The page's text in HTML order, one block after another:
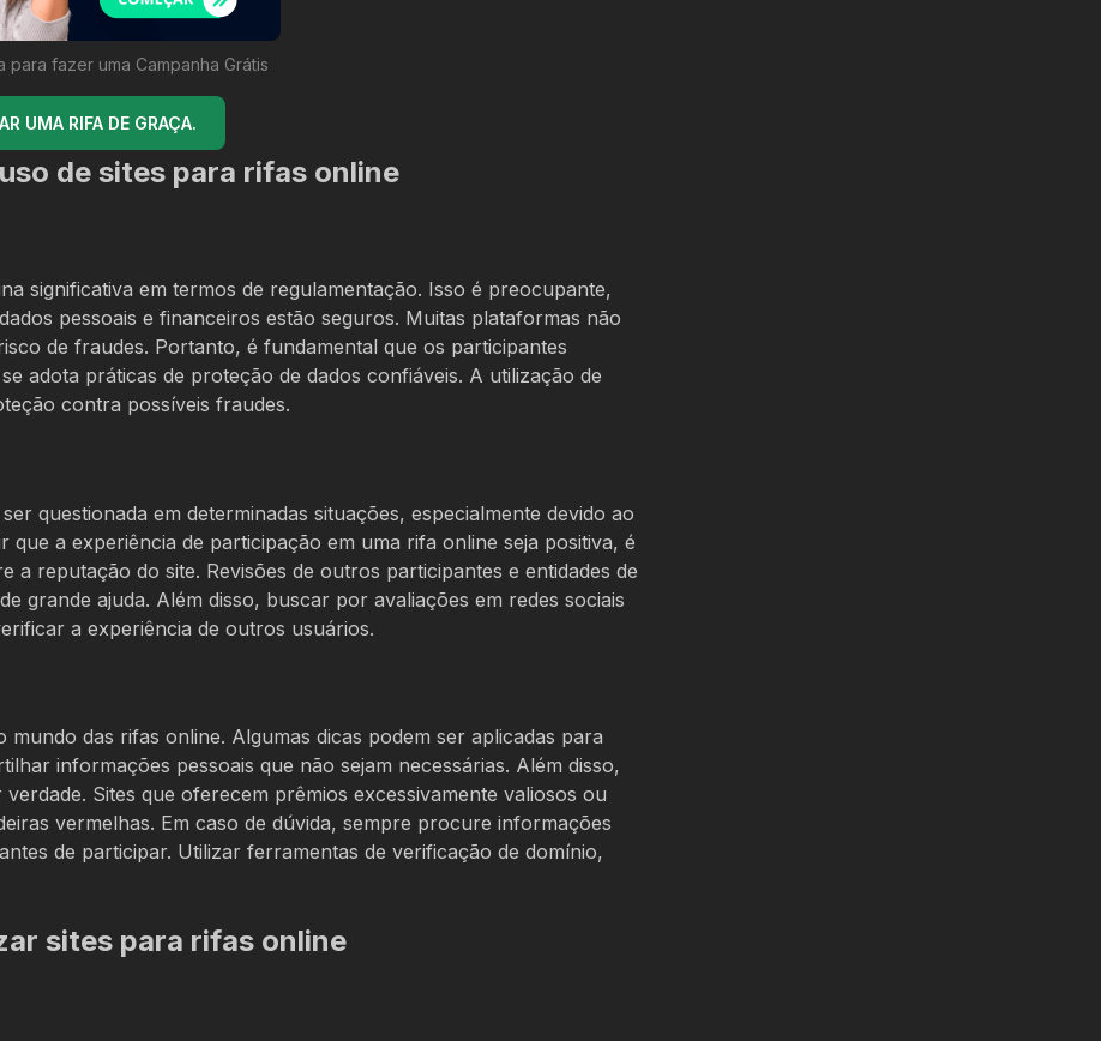
para fazer uma Campanha Grátis
UMA RIFA DE GRAÇA.
de sites para rifas online
significativa em termos de regulamentação. Isso é preocupante,
pessoais e financeiros estão seguros. Muitas plataformas não
de fraudes. Portanto, é fundamental que os participantes
adota práticas de proteção de dados confiáveis. A utilização de
contra possíveis fraudes.
questionada em determinadas situações, especialmente devido ao
a experiência de participação em uma rifa online seja positiva, é
reputação do site. Revisões de outros participantes e entidades de
grande ajuda. Além disso, buscar por avaliações em redes sociais
a experiência de outros usuários.
das rifas online. Algumas dicas podem ser aplicadas para
informações pessoais que não sejam necessárias. Além disso,
Sites que oferecem prêmios excessivamente valiosos ou
vermelhas. Em caso de dúvida, sempre procure informações
antes de participar. Utilizar ferramentas de verificação de domínio,
sites para rifas online